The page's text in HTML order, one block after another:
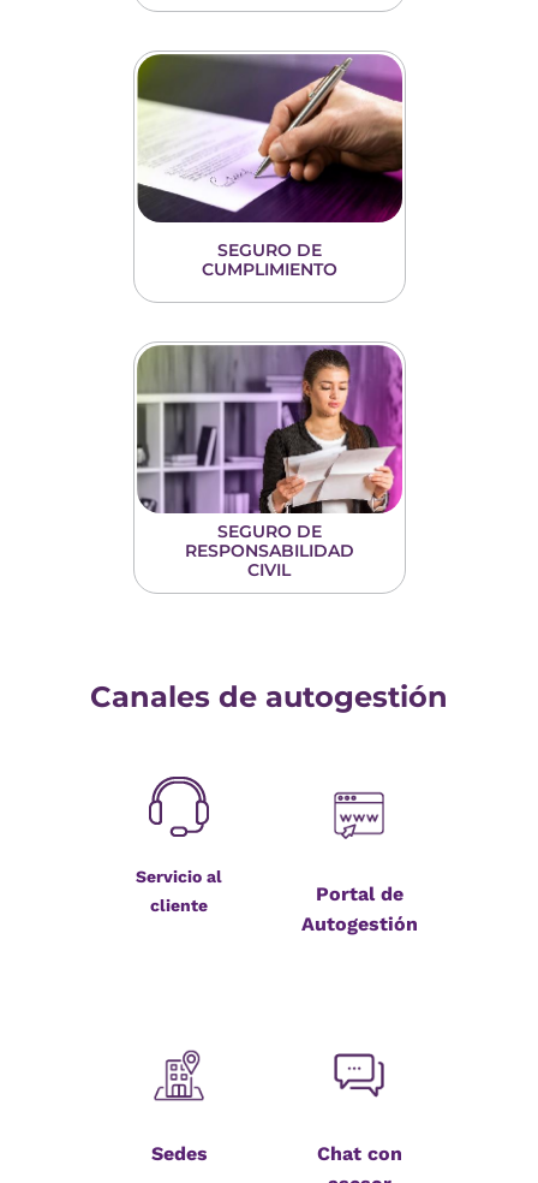
SEGURO DE
CUMPLIMIENTO
SEGURO DE
RESPONSABILIDAD
CIVIL
Canales de autogestión
Servicio al
cliente
Portal de
Autogestión
Sedes
Chat con